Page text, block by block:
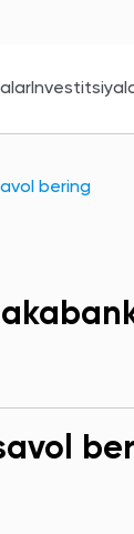
bering